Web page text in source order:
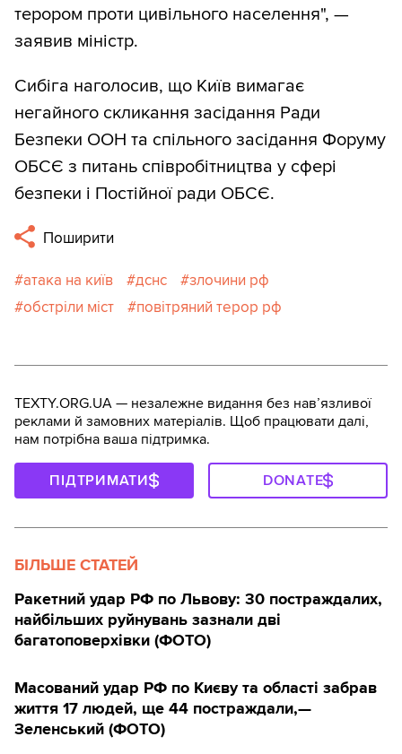
терором проти цивільного населення", —
заявив міністр.
Сибіга наголосив, що Київ вимагає
негайного скликання засідання Ради
Безпеки ООН та спільного засідання Форуму
ОБСЄ з питань співробітництва у сфері
безпеки і Постійної ради ОБСЄ.
Поширити
атака на київ дснс
злочини рф
обстріли міст
повітряний терор рф
TEXTY.ORG.UA — незалежне видання без навʼязливої
реклами й замовних матеріалів. Щоб працювати далі,
нам потрібна ваша підтримка.
ПІДТРИМАТИ DONATE
БІЛЬШЕ СТАТЕЙ
Ракетний удар РФ по Львову: 30 постраждалих,
найбільших руйнувань зазнали дві
багатоповерхівки (ФОТО)
Масований удар РФ по Києву та області забрав
життя 17 людей, ще 44 постраждали,—
Зеленський (ФОТО)